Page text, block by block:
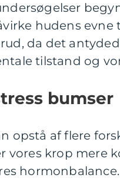
hudens evne
da det
tilstand og
bumser
opstå af flere
vores krop mere